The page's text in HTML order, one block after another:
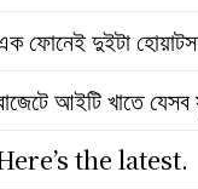
ফোনেই দুইটা
আইটি খাতে
the latest.